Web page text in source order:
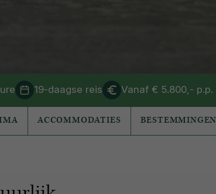
19-daagse reis Vanaf € 5.800,- p.p.
ACCOMMODATIES BESTEMMINGEN